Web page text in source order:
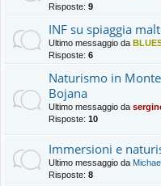
Risposte: 9
INF su spiaggia
Ultimo messaggio da
Risposte: 6
Naturismo in
Bojana
Ultimo messaggio da
Risposte: 10
Immersioni e
Ultimo messaggio da
Risposte: 8